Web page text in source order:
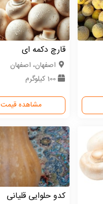
قارچ دکمه ای
اصفهان، اصفهان
100 کیلوگرم
مشاهده قیمت
کدو حلوایی قلیانی